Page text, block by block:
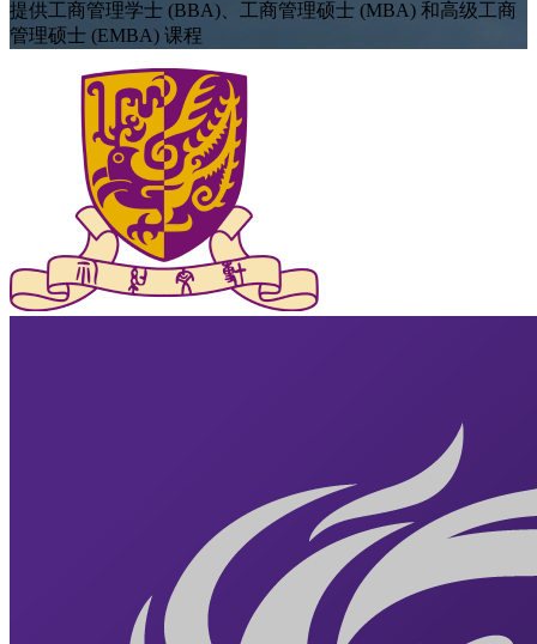
提供工商管理学士 (BBA)、工商管理硕士 (MBA) 和高级工商
管理硕士 (EMBA) 课程